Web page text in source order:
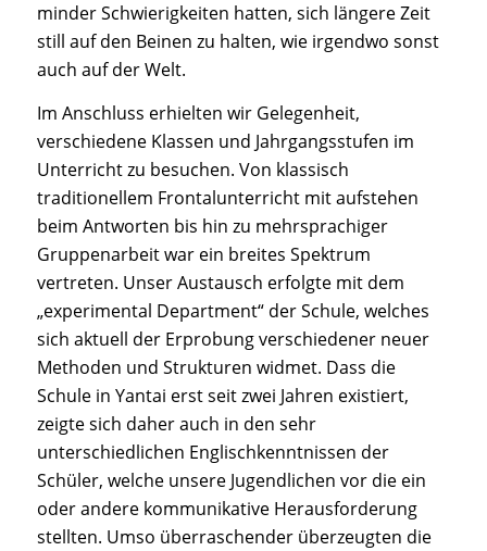
minder Schwierigkeiten hatten, sich längere Zeit
still auf den Beinen zu halten, wie irgendwo sonst
auch auf der Welt.
Im Anschluss erhielten wir Gelegenheit,
verschiedene Klassen und Jahrgangsstufen im
Unterricht zu besuchen. Von klassisch
traditionellem Frontalunterricht mit aufstehen
beim Antworten bis hin zu mehrsprachiger
Gruppenarbeit war ein breites Spektrum
vertreten. Unser Austausch erfolgte mit dem
„experimental Department“ der Schule, welches
sich aktuell der Erprobung verschiedener neuer
Methoden und Strukturen widmet. Dass die
Schule in Yantai erst seit zwei Jahren existiert,
zeigte sich daher auch in den sehr
unterschiedlichen Englischkenntnissen der
Schüler, welche unsere Jugendlichen vor die ein
oder andere kommunikative Herausforderung
stellten. Umso überraschender überzeugten die